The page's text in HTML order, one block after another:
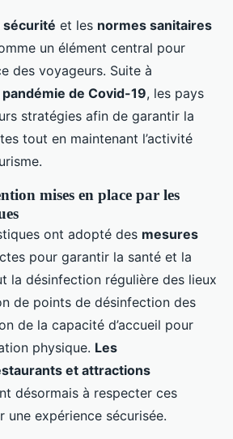
sécurité et les normes sanitaires
un élément central pour
des voyageurs. Suite à
pandémie de Covid-19, les pays
stratégies afin de garantir la
tout en maintenant l’activité
mises en place par les
ont adopté des mesures
pour garantir la santé et la
la désinfection régulière des lieux
de points de désinfection des
de la capacité d’accueil pour
physique. Les
et attractions
désormais à respecter ces
une expérience sécurisée.